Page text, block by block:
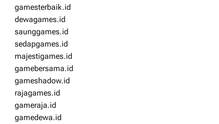
gamesterbaik.id
dewagames.id
saunggames.id
sedapgames.id
majestigames.id
gamebersama.id
gameshadow.id
rajagames.id
gameraja.id
gamedewa.id